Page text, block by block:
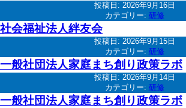
投稿日: 2026年9月16日
カテゴリー: 研修
社会福祉法人絆友会
投稿日: 2026年9月15日
カテゴリー: 研修
一般社団法人家庭まち創り政策ラボ
投稿日: 2026年9月14日
カテゴリー: 研修
一般社団法人家庭まち創り政策ラボ